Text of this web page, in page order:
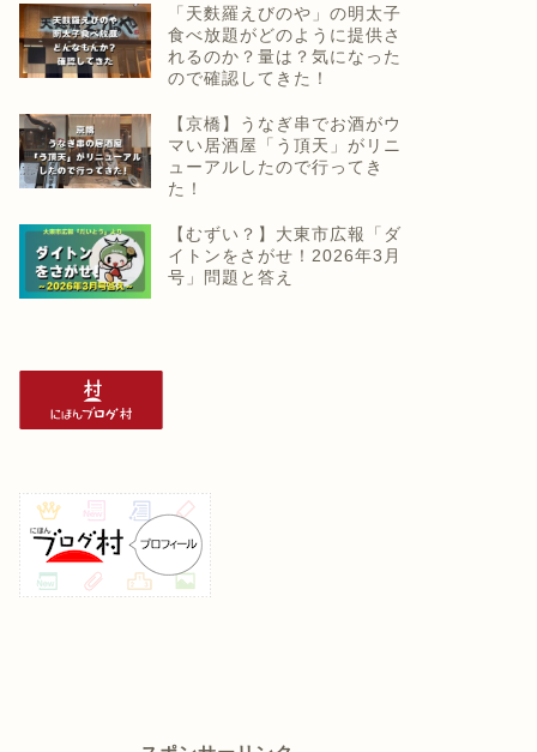
「天麩羅えびのや」の明太子
食べ放題がどのように提供さ
れるのか？量は？気になった
ので確認してきた！
【京橋】うなぎ串でお酒がウ
マい居酒屋「う頂天」がリニ
ューアルしたので行ってき
た！
【むずい？】大東市広報「ダ
イトンをさがせ！2026年3月
号」問題と答え